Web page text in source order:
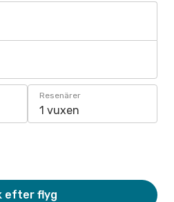
Resenärer
1 vuxen
efter flyg